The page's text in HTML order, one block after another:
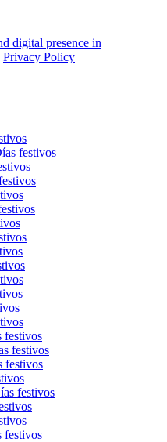
digital presence in
Privacy Policy
festivos
festivos
festivos
festivos
festivos
festivos